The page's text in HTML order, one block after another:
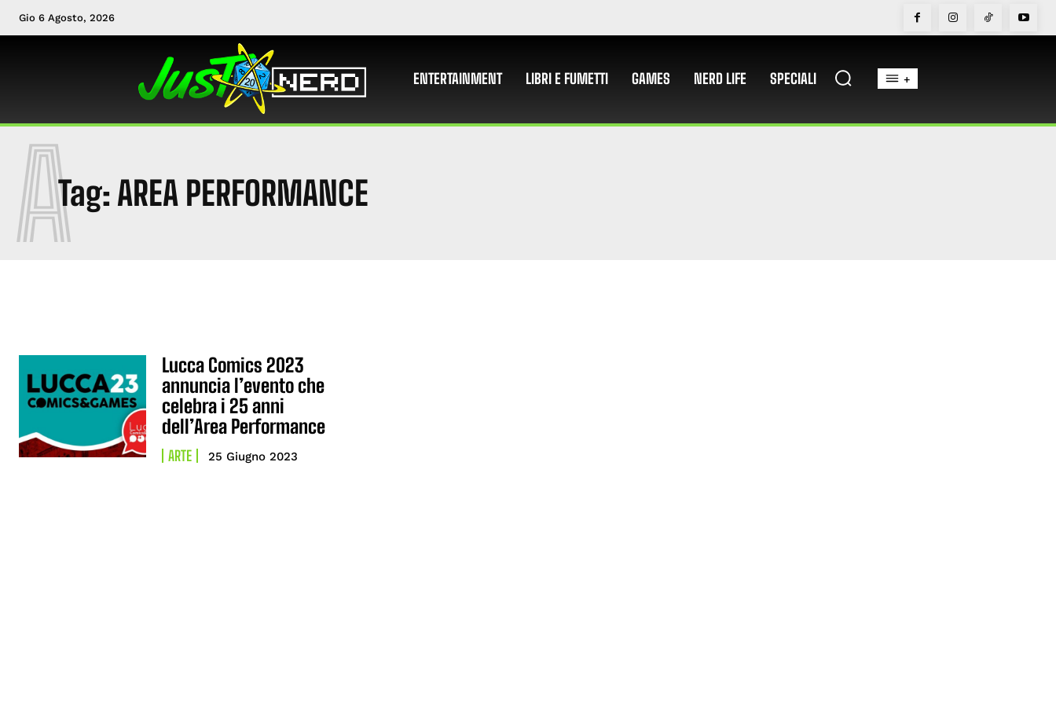
Gio 6 Agosto, 2026
ENTERTAINMENT LIBRI E FUMETTI GAMES NERD LIFE SPECIALI +
Tag: AREA PERFORMANCE
A
Lucca Comics 2023
annuncia l’evento che
celebra i 25 anni
dell’Area Performance
ARTE 25 Giugno 2023